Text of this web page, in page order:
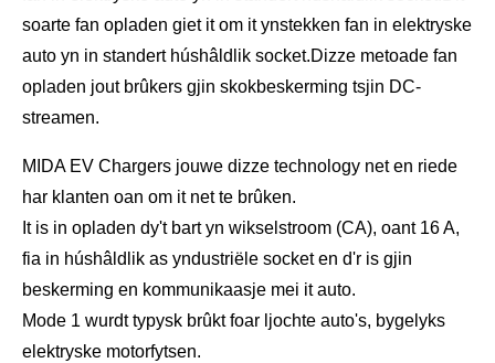
soarte fan opladen giet it om it ynstekken fan in elektryske
auto yn in standert húshâldlik socket.Dizze metoade fan
opladen jout brûkers gjin skokbeskerming tsjin DC-
streamen.
MIDA EV Chargers jouwe dizze technology net en riede
har klanten oan om it net te brûken.
It is in opladen dy't bart yn wikselstroom (CA), oant 16 A,
fia in húshâldlik as yndustriële socket en d'r is gjin
beskerming en kommunikaasje mei it auto.
Mode 1 wurdt typysk brûkt foar ljochte auto's, bygelyks
elektryske motorfytsen.